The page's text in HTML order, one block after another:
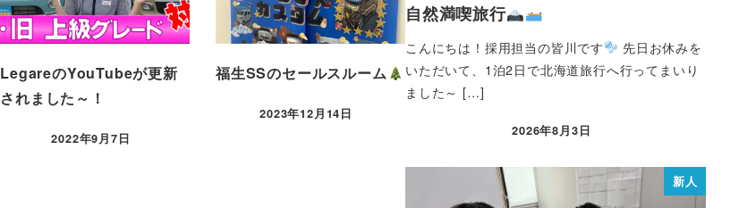
LegareのYouTubeが更新
されました～！
2022年9月7日
福生SSのセールスルーム
2023年12月14日
自然満喫旅行
こんにちは！採用担当の皆川です
先日お休みを
いただいて、1泊2日で北海道旅行へ行ってまいり
ました～ […]
2026年8月3日
新人